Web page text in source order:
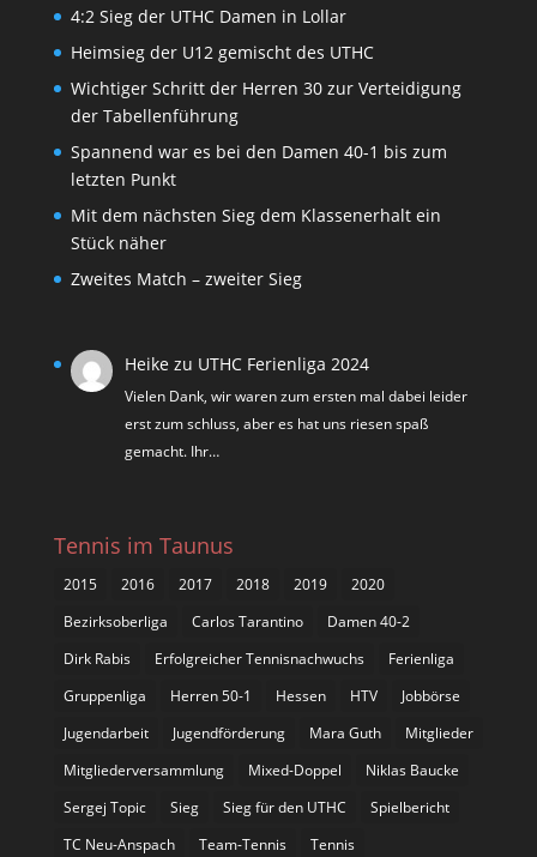
4:2 Sieg der UTHC Damen in Lollar
Heimsieg der U12 gemischt des UTHC
Wichtiger Schritt der Herren 30 zur Verteidigung
der Tabellenführung
Spannend war es bei den Damen 40-1 bis zum
letzten Punkt
Mit dem nächsten Sieg dem Klassenerhalt ein
Stück näher
Zweites Match – zweiter Sieg
Heike zu UTHC Ferienliga 2024
Vielen Dank, wir waren zum ersten mal dabei leider
erst zum schluss, aber es hat uns riesen spaß
gemacht. Ihr…
Tennis im Taunus
2015 2016 2017 2018 2019
2020
Bezirksoberliga
Carlos Tarantino
Damen 40-2
Dirk Rabis
Erfolgreicher Tennisnachwuchs
Ferienliga
Gruppenliga
Herren 50-1 Hessen HTV
Jobbörse
Jugendarbeit
Jugendförderung Mara Guth
Mitglieder
Mitgliederversammlung
Mixed-Doppel
Niklas Baucke
Sergej Topic
Sieg Sieg für den UTHC
Spielbericht
TC Neu-Anspach
Team-Tennis
Tennis